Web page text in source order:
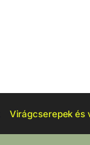
Virágcserepek és